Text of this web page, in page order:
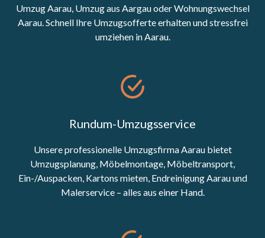
Umzug Aarau, Umzug aus Aargau oder Wohnungswechsel
Aarau. Schnell Ihre Umzugsofferte erhalten und stressfrei
umziehen in Aarau.
Rundum-Umzugsservice
Unsere professionelle Umzugsfirma Aarau bietet
Umzugsplanung, Möbelmontage, Möbeltransport,
Ein-/Auspacken, Kartons mieten, Endreinigung Aarau und
Malerservice – alles aus einer Hand.